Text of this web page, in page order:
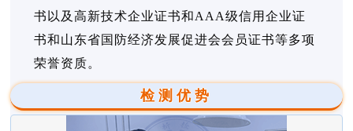
书以及高新技术企业证书和AAA级信用企业证
书和山东省国防经济发展促进会会员证书等多项
荣誉资质。
检测优势